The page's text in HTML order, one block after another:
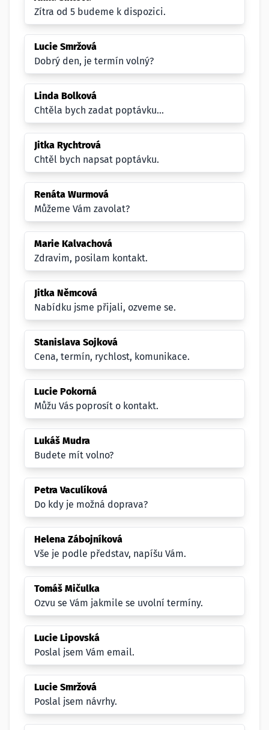
Zítra od 5 budeme k dispozici.
Lucie Smržová
Dobrý den, je termín volný?
Linda Bolková
Chtěla bych zadat poptávku...
Jitka Rychtrová
Chtěl bych napsat poptávku.
Renáta Wurmová
Můžeme Vám zavolat?
Marie Kalvachová
Zdravim, posilam kontakt.
Jitka Němcová
Nabídku jsme přijali, ozveme se.
Stanislava Sojková
Cena, termín, rychlost, komunikace.
Lucie Pokorná
Můžu Vás poprosít o kontakt.
Lukáš Mudra
Budete mít volno?
Petra Vaculíková
Do kdy je možná doprava?
Helena Zábojníková
Vše je podle představ, napíšu Vám.
Tomáš Mičulka
Ozvu se Vám jakmile se uvolní termíny.
Lucie Lipovská
Poslal jsem Vám email.
Lucie Smržová
Poslal jsem návrhy.